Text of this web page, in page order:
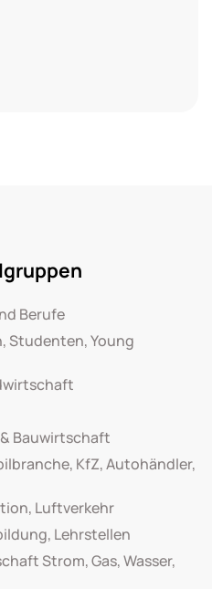
Berufe
Studenten, Young
Bauwirtschaft
KfZ, Autohändler,
Luftverkehr
Lehrstellen
Strom, Gas, Wasser,